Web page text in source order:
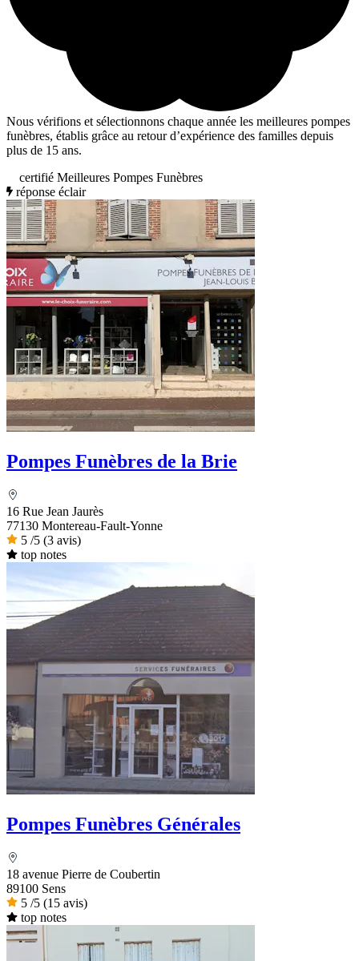
Nous vérifions et sélectionnons chaque année les meilleures pompes
funèbres, établis grâce au retour d’expérience des familles depuis
plus de 15 ans.
certifié Meilleures Pompes Funèbres
réponse éclair
Pompes Funèbres de la Brie
16 Rue Jean Jaurès
77130 Montereau-Fault-Yonne
5 /5 (3 avis)
top notes
Pompes Funèbres Générales
18 avenue Pierre de Coubertin
89100 Sens
5 /5 (15 avis)
top notes